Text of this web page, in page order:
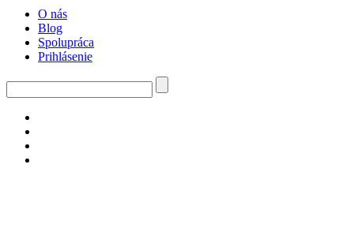
O nás
Blog
Spolupráca
Prihlásenie